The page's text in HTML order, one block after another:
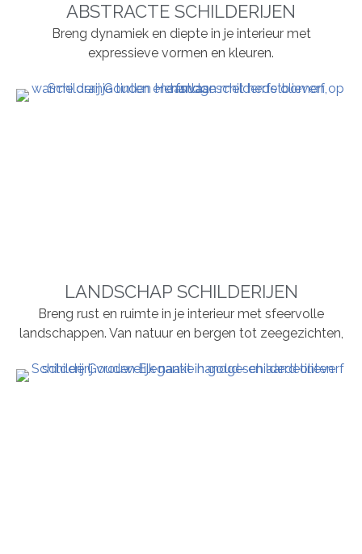
ABSTRACTE SCHILDERIJEN
Breng dynamiek en diepte in je interieur met
expressieve vormen en kleuren.
LANDSCHAP SCHILDERIJEN
Breng rust en ruimte in je interieur met sfeervolle
landschappen. Van natuur en bergen tot zeegezichten,